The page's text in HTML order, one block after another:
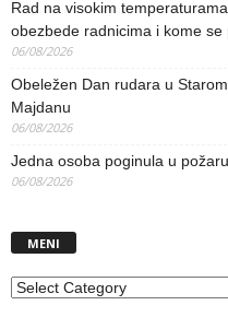
Rad na visokim
obezbede radnicima i kome
06/08/2026
Obeležen Dan rudara u
Majdanu
06/08/2026
Jedna osoba poginula u
06/08/2026
MENI
MENI